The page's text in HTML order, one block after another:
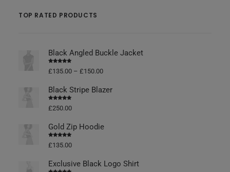
TOP RATED PRODUCTS
Black Angled Buckle Jacket
Vurderet
4.50ud af
£135.00 – £150.00
Black Stripe Blazer
Vurderet
4.50ud af
£250.00
Gold Zip Hoodie
Vurderet
4.50ud af
£135.00
Exclusive Black Logo Shirt